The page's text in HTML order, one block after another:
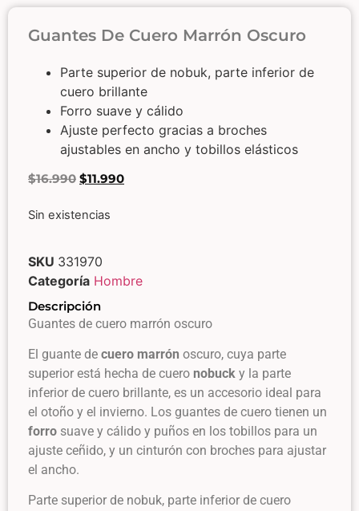
Guantes De Cuero Marrón Oscuro
Parte superior de nobuk, parte inferior de
cuero brillante
Forro suave y cálido
Ajuste perfecto gracias a broches
ajustables en ancho y tobillos elásticos
$16.990 $11.990
Sin existencias
SKU 331970
Categoría Hombre
Descripción
Guantes de cuero marrón oscuro
El guante de cuero marrón oscuro, cuya parte
superior está hecha de cuero nobuck y la parte
inferior de cuero brillante, es un accesorio ideal para
el otoño y el invierno. Los guantes de cuero tienen un
forro suave y cálido y puños en los tobillos para un
ajuste ceñido, y un cinturón con broches para ajustar
el ancho.
Parte superior de nobuk, parte inferior de cuero